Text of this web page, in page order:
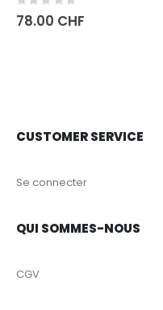
0sur 5
78.00 CHF
CUSTOMER SERVICE
Se connecter
QUI SOMMES-NOUS
CGV